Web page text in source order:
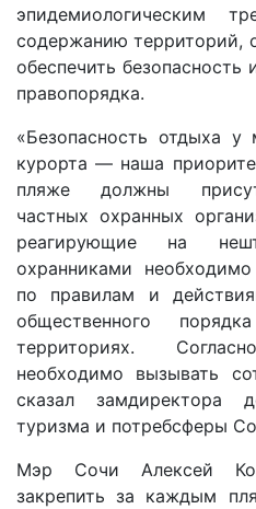
эпидемиологическим
содержанию территорий,
обеспечить безопасность
правопорядка.
«Безопасность отдыха
курорта — наша
пляже должны
частных охранных
реагирующие на
охранниками
по правилам и
общественного
территориях.
необходимо вызывать
сказал замдиректора
туризма и потребсферы
Мэр Сочи Алексей
закрепить за каждым